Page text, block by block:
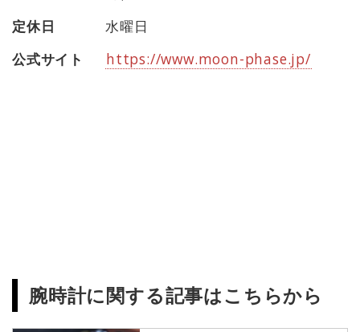
定休日
水曜日
公式サイト
https://www.moon-phase.jp/
腕時計に関する記事はこちらから